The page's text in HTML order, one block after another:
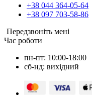
+38 044 364-05-64
+38 097 703-58-86
Передзвоніть мені
Час роботи
пн-пт: 10:00-18:00
сб-нд: вихідний